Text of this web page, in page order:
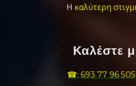
Η καλύτερη
Καλέστε
☎: 693 77 96 505